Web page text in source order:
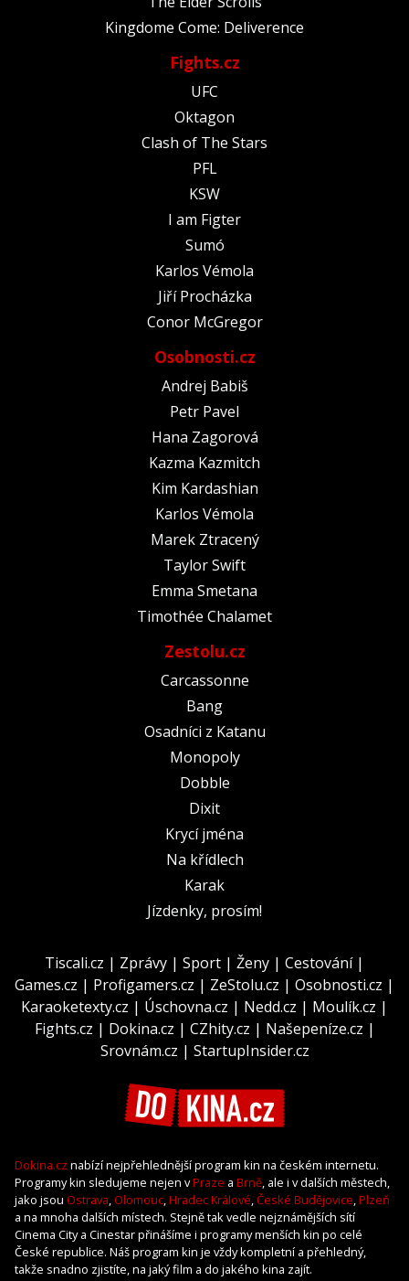
Kingdome Come: Deliverence
Fights.cz
UFC
Oktagon
Clash of The Stars
PFL
KSW
I am Figter
Sumó
Karlos Vémola
Jiří Procházka
Conor McGregor
Osobnosti.cz
Andrej Babiš
Petr Pavel
Hana Zagorová
Kazma Kazmitch
Kim Kardashian
Karlos Vémola
Marek Ztracený
Taylor Swift
Emma Smetana
Timothée Chalamet
Zestolu.cz
Carcassonne
Bang
Osadníci z Katanu
Monopoly
Dobble
Dixit
Krycí jména
Na křídlech
Karak
Jízdenky, prosím!
Tiscali.cz | Zprávy | Sport | Ženy | Cestování|
Games.cz | Profigamers.cz | ZeStolu.cz | Osobnosti.cz |
Karaoketexty.cz | Úschovna.cz | Nedd.cz | Moulík.cz |
Fights.cz | Dokina.cz | CZhity.cz | Našepeníze.cz |
Srovnám.cz | StartupInsider.cz
Dokina.cz nabízí nejpřehlednější program kin na českém internetu.
Programy kin sledujeme nejen vPraze a Brně, ale i v dalších městech,
jako jsou Ostrava, Olomouc,Hradec Králové,České Budějovice,Plzeň
a na mnoha dalších místech. Stejně tak vedle nejznámějších sítí
Cinema City a Cinestar přinášíme i programy menších kin po celé
České republice. Náš program kin je vždy kompletní a přehledný,
takže snadno zjistíte, na jaký film a do jakého kina zajít.